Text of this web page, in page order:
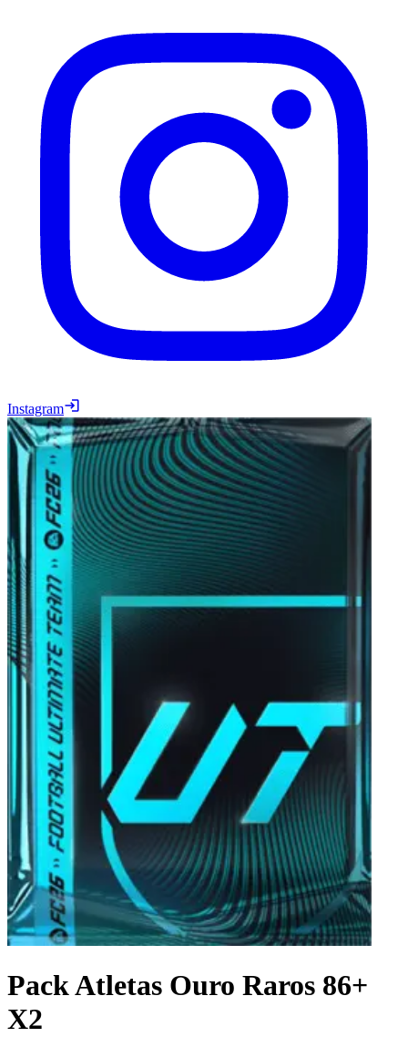
Instagram
Pack Atletas Ouro Raros 86+
X2